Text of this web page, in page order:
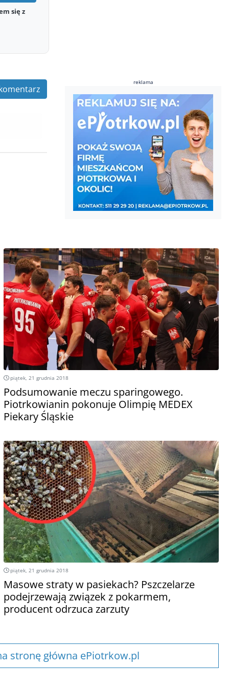
się z
reklama
piątek, 21 grudnia 2018
Podsumowanie meczu sparingowego.
Piotrkowianin pokonuje Olimpię MEDEX
Piekary Śląskie
piątek, 21 grudnia 2018
Masowe straty w pasiekach? Pszczelarze
podejrzewają związek z pokarmem,
producent odrzuca zarzuty
stronę główna ePiotrkow.pl